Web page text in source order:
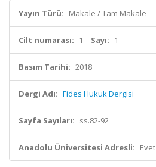
Yayın Türü: Makale / Tam Makale
Cilt numarası: 1 Sayı: 1
Basım Tarihi: 2018
Dergi Adı: Fides Hukuk Dergisi
Sayfa Sayıları: ss.82-92
Anadolu Üniversitesi Adresli: Evet